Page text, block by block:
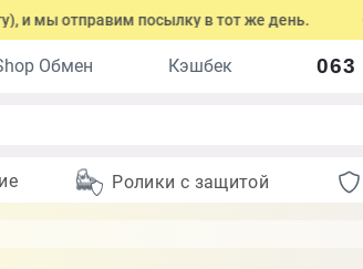
посылку в тот же день. Оформите
Обмен Кэшбек 063
Ролики с защитой